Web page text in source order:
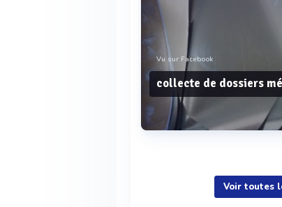
Vu sur Facebook
collecte de dossiers
Voir plus
Voir toutes